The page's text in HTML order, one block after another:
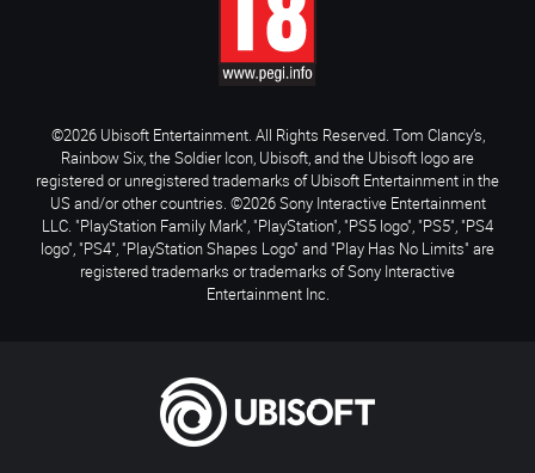
©2026 Ubisoft Entertainment. All Rights Reserved. Tom Clancy’s,
Rainbow Six, the Soldier Icon, Ubisoft, and the Ubisoft logo are
registered or unregistered trademarks of Ubisoft Entertainment in the
US and/or other countries. ©2026 Sony Interactive Entertainment
LLC. "PlayStation Family Mark", "PlayStation", "PS5 logo", "PS5", "PS4
logo", "PS4", "PlayStation Shapes Logo" and "Play Has No Limits" are
registered trademarks or trademarks of Sony Interactive
Entertainment Inc.